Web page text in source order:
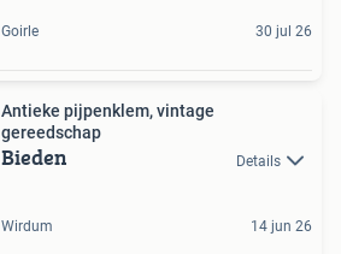
Goirle 30 jul 26
Antieke pijpenklem, vintage
gereedschap
Bieden Details
Wirdum 14 jun 26